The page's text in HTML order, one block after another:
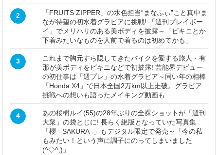
2
「FRUITS ZIPPER」の水色担当“まなふぃ”こと真中ま
なが待望の初水着グラビアに挑戦! 「週刊プレイボー
イ」でメリハリのある美ボディを披露～「ビキニとか
下着みたいなものを人前で着るのは初めてかも」
3
これまで胸元すら隠してきたバイクを愛する旅人・有
那が美ボディをビキニなどで初披露! 芸能界デビュー
の初仕事は「週プレ」の水着グラビア～同い年の相棒
「Honda X4」で日本全国2万km以上走破。グラビア
挑戦への想いも語ったメイキング動画も
4
あの桜樹ルイ(55)の28年ぶりの全裸ショットが「週刊
大衆」の袋とじに! 長らく絶版となっていた写真集
「櫻 - SAKURA -」もデジタル限定で発売～「今の私
もみたい！という声に調子にのってしまいました
(^◇^;)」